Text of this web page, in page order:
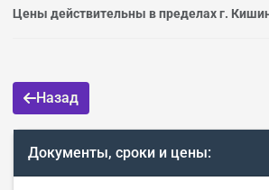
Назад
Документы, сроки и цены:
Цены действительны в пределах г.